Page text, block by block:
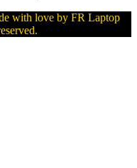
with love by FR Laptop